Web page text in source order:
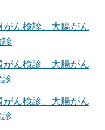
ん検診、大腸がん
診
ん検診、大腸がん
診
ん検診、大腸がん
診